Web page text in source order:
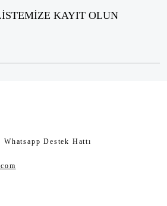
KAYIT OLUN
Destek Hattı